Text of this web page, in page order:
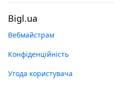
Bigl.ua
Вебмайстрам
Конфіденційність
Угода користувача